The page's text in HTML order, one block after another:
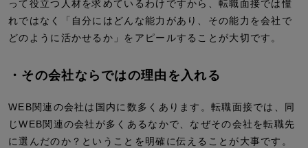
って役立つ人材を求めているわけですから、転職面接では憧
れではなく「自分にはどんな能力があり、その能力を会社で
どのように活かせるか」をアピールすることが大切です。
・その会社ならではの理由を入れる
WEB関連の会社は国内に数多くあります。転職面接では、同
じWEB関連の会社が多くあるなかで、なぜその会社を転職先
に選んだのか？ということを明確に伝えることが大事です。